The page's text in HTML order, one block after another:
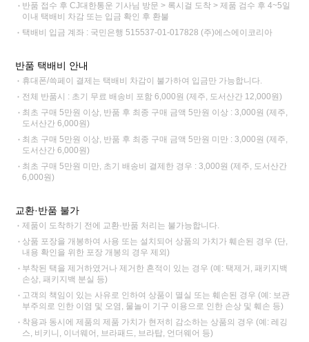
반품 접수 후 CJ대한통운 기사님 방문 > 록시걸 도착 > 제품 검수 후 4~5일
이내 택배비 차감 또는 입금 확인 후 환불
택배비 입금 계좌 : 국민은행 515537-01-017828 (주)에스에이코리아
반품 택배비 안내
휴대폰/쓱페이 결제는 택배비 차감이 불가하여 입금만 가능합니다.
전체 반품시 : 초기 무료 배송비 포함 6,000원 (제주, 도서산간 12,000원)
최초 구매 5만원 이상, 반품 후 최종 구매 금액 5만원 이상 : 3,000원 (제주,
도서산간 6,000원)
최초 구매 5만원 이상, 반품 후 최종 구매 금액 5만원 미만 : 3,000원 (제주,
도서산간 6,000원)
최초 구매 5만원 미만, 초기 배송비 결제한 경우 : 3,000원 (제주, 도서산간
6,000원)
교환·반품 불가
제품이 도착하기 전에 교환·반품 처리는 불가능합니다.
상품 포장을 개봉하여 사용 또는 설치되어 상품의 가치가 훼손된 경우 (단,
내용 확인을 위한 포장 개봉의 경우 제외)
부착된 택을 제거하였거나 제거한 흔적이 있는 경우 (예: 택제거, 패키지백
손상, 패키지백 분실 등)
고객의 책임이 있는 사유로 인하여 상품이 멸실 또는 훼손된 경우 (예: 보관
부주의로 인한 이염 및 오염, 물놀이 기구 이용으로 인한 손상 및 훼손 등)
착용과 동시에 제품의 제품 가치가 현저히 감소하는 상품의 경우 (예: 레깅
스, 비키니, 이너웨어, 브라패드, 브라탑, 언더웨어 등)